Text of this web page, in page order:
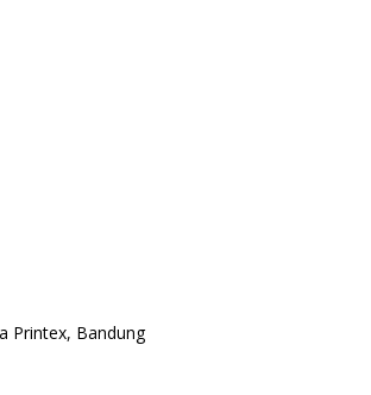
Printex, Bandung